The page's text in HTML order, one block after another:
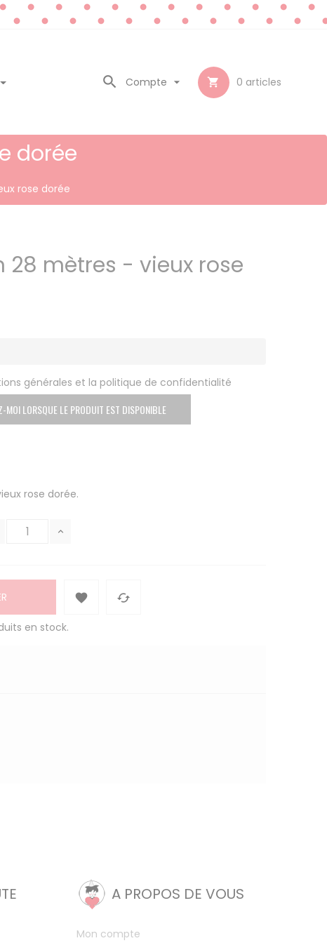
 0 articles
Compte 

dorée
rose dorée
28 mètres - vieux rose
générales et la politique de confidentialité
MOI LORSQUE LE PRODUIT EST DISPONIBLE
rose dorée.
 
en stock.
A PROPOS DE VOUS
Mon compte